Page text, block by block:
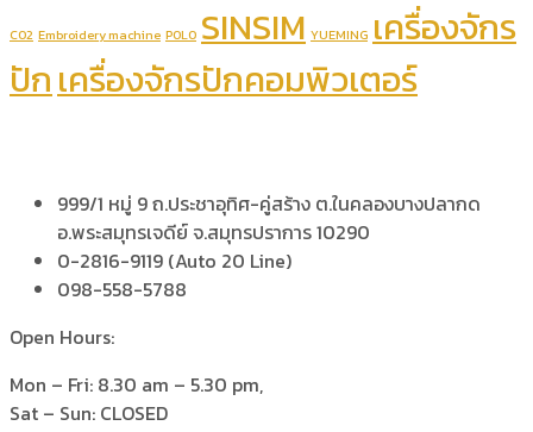
CO2 Embroidery machine POLO SINSIM YUEMING เครื่องจักร
ปักเครื่องจักรปักคอมพิวเตอร์
999/1 หมู่ 9 ถ.ประชาอุทิศ-คู่สร้าง ต.ในคลองบางปลากด
อ.พระสมุทรเจดีย์ จ.สมุทรปราการ 10290
0-2816-9119 (Auto 20 Line)
098-558-5788
Open Hours:
Mon – Fri: 8.30 am – 5.30 pm,
Sat – Sun: CLOSED